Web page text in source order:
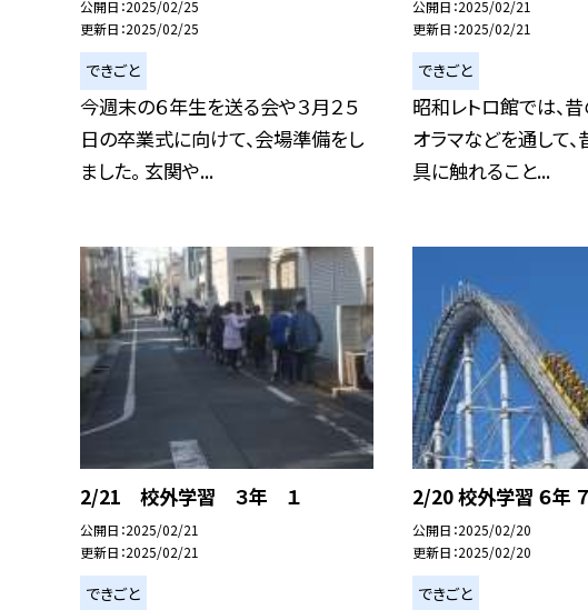
公開日 2025/02/25
更新日 2025/02/25
できごと
今週末の６年生を送る会や３月２５
日の卒業式に向けて、会場準備をし
ました。 玄関や...
公開日 2025/02/21
更新日 2025/02/21
できごと
昭和レトロ館では、
オラマなどを通して
具に触れること...
2/21 校外学習 ３年 １
公開日 2025/02/21
更新日 2025/02/21
できごと
2/20 校外学習 ６年 ７
公開日 2025/02/20
更新日 2025/02/20
できごと